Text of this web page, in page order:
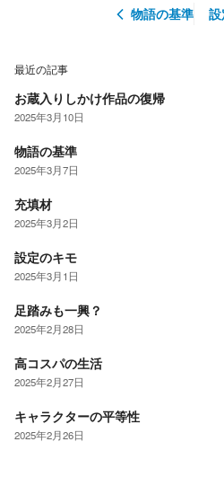
物語の基準
最近の記事
お蔵入りしかけ作品の復帰
2025年3月10日
物語の基準
2025年3月7日
充填材
2025年3月2日
設定のキモ
2025年3月1日
足踏みも一興？
2025年2月28日
高コスパの生活
2025年2月27日
キャラクターの平等性
2025年2月26日